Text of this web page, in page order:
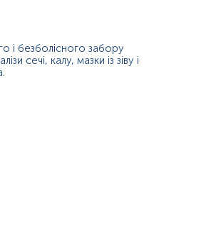
і безболісного забору
сечі, калу, мазки із зіву і